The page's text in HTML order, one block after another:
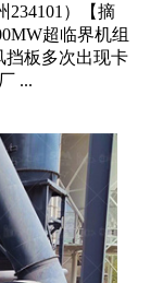
234101）【摘
超临界机组
挡板多次出现卡
...